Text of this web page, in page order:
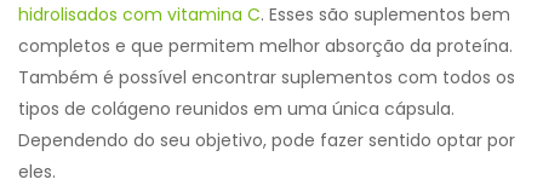
hidrolisados com vitamina C. Esses são suplementos bem
completos e que permitem melhor absorção da proteína.
Também é possível encontrar suplementos com todos os
tipos de colágeno reunidos em uma única cápsula.
Dependendo do seu objetivo, pode fazer sentido optar por
eles.